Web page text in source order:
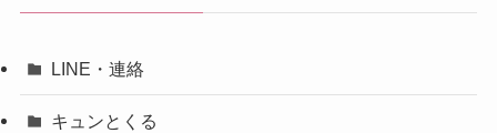
LINE・連絡
キュンとくる